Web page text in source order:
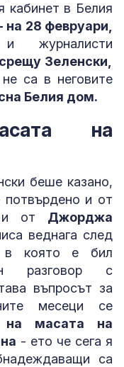
кабинет в Белия
28 февруари,
журналисти
Зеленски,
са в неговите
Белия дом.
на
беше казано,
и от
и от Джорджа
веднага след
в която е бил
разговор с
въпросът за
месеци се
масата на
- ето че сега я
са